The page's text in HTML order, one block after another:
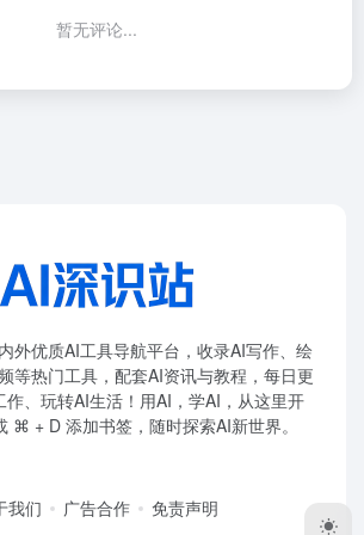
暂无评论...
优质AI工具导航平台，收录AI写作、绘
等热门工具，配套AI资讯与教程，每日更
作、玩转AI生活！用AI，学AI，从这里开
⌘ + D 添加书签，随时探索AI新世界。
我们 广告合作 免责声明